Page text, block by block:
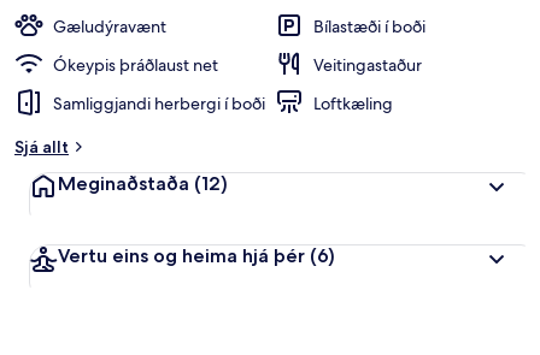
Gæludýravænt
Bílastæði í boði
Ókeypis þráðlaust net
Veitingastaður
Samliggjandi herbergi í boði
Loftkæling
Sjá allt
Meginaðstaða (12)
Vertu eins og heima hjá þér (6)